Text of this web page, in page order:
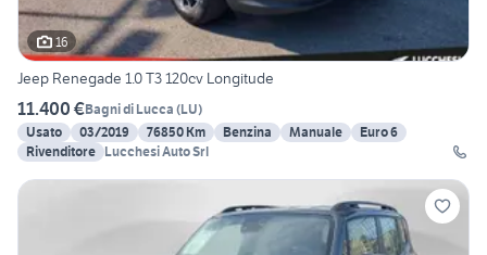
16
Jeep Renegade 1.0 T3 120cv Longitude
11.400 €Bagni di Lucca (LU)
Usato
03/2019 76850 Km Benzina Manuale
Euro 6
Rivenditore Lucchesi Auto Srl